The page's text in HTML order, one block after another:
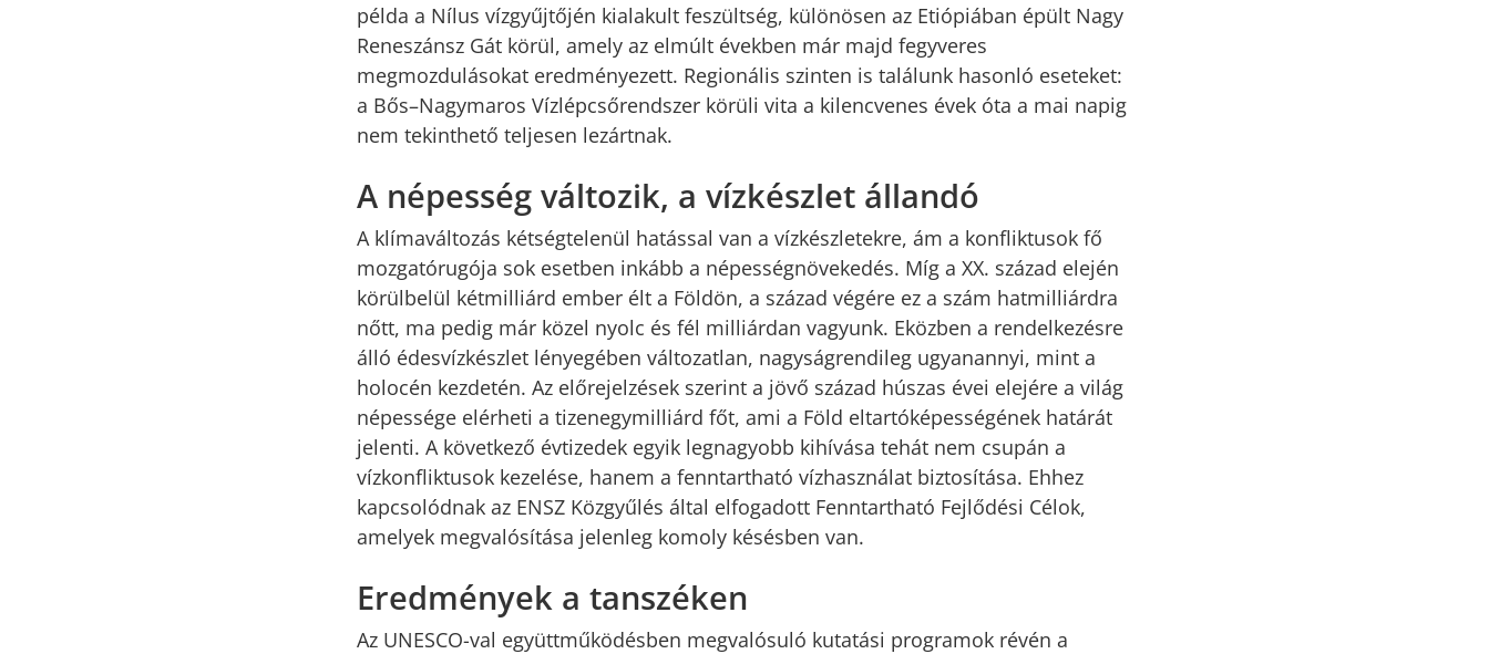
példa a Nílus vízgyűjtőjén kialakult feszültség, különösen az Etiópiában épült Nagy
Reneszánsz Gát körül, amely az elmúlt években már majd fegyveres
megmozdulásokat eredményezett. Regionális szinten is találunk hasonló eseteket:
a Bős–Nagymaros Vízlépcsőrendszer körüli vita a kilencvenes évek óta a mai napig
nem tekinthető teljesen lezártnak.
A népesség változik, a vízkészlet állandó
A klímaváltozás kétségtelenül hatással van a vízkészletekre, ám a konfliktusok fő
mozgatórugója sok esetben inkább a népességnövekedés. Míg a XX. század elején
körülbelül kétmilliárd ember élt a Földön, a század végére ez a szám hatmilliárdra
nőtt, ma pedig már közel nyolc és fél milliárdan vagyunk. Eközben a rendelkezésre
álló édesvízkészlet lényegében változatlan, nagyságrendileg ugyanannyi, mint a
holocén kezdetén. Az előrejelzések szerint a jövő század húszas évei elejére a világ
népessége elérheti a tizenegymilliárd főt, ami a Föld eltartóképességének határát
jelenti. A következő évtizedek egyik legnagyobb kihívása tehát nem csupán a
vízkonfliktusok kezelése, hanem a fenntartható vízhasználat biztosítása. Ehhez
kapcsolódnak az ENSZ Közgyűlés által elfogadott Fenntartható Fejlődési Célok,
amelyek megvalósítása jelenleg komoly késésben van.
Eredmények a tanszéken
Az UNESCO-val együttműködésben megvalósuló kutatási programok révén a